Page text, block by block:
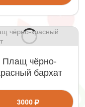
Плащ чёрно-
бархат
3000